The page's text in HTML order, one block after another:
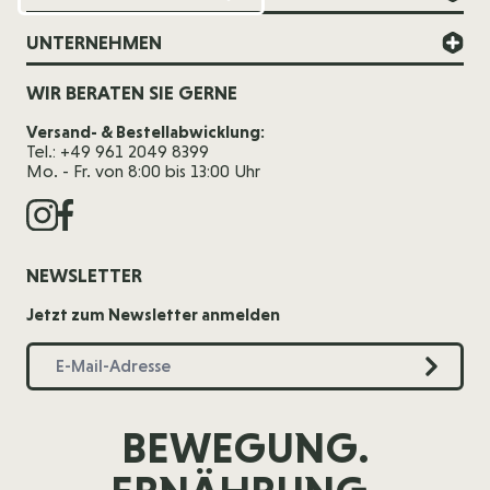
UNTERNEHMEN
BEWEGUNG.
WIR BERATEN SIE GERNE
Versand- & Bestellabwicklung:
Tel.: +49 961 2049 8399
Mo. - Fr. von 8:00 bis 13:00 Uhr
NEWSLETTER
Jetzt zum Newsletter anmelden